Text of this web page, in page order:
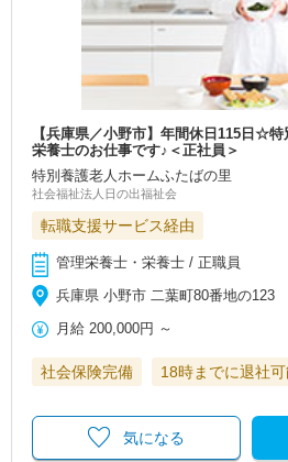
【兵庫県／小野市】年間休日115日☆
栄養士のお仕事です♪＜正社員＞
特別養護老人ホームふたばの里
社会福祉法人日の出福祉会
転職支援サービス経由
管理栄養士・栄養士 / 正職員
兵庫県 小野市 二葉町80番地の123
月給 200,000円 ～
社会保険完備 18時までに退社
気になる